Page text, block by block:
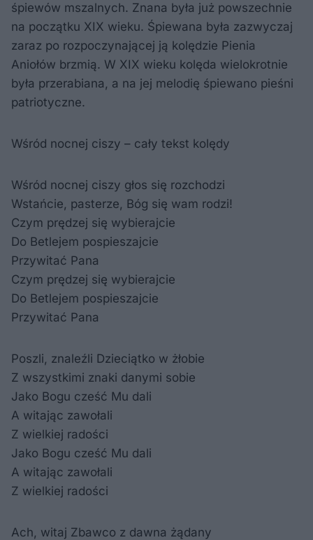
śpiewów mszalnych. Znana była już powszechnie
na początku XIX wieku. Śpiewana była zazwyczaj
zaraz po rozpoczynającej ją kolędzie Pienia
Aniołów brzmią. W XIX wieku kolęda wielokrotnie
była przerabiana, a na jej melodię śpiewano pieśni
patriotyczne.
Wśród nocnej ciszy – cały tekst kolędy
Wśród nocnej ciszy głos się rozchodzi
Wstańcie, pasterze, Bóg się wam rodzi!
Czym prędzej się wybierajcie
Do Betlejem pospieszajcie
Przywitać Pana
Czym prędzej się wybierajcie
Do Betlejem pospieszajcie
Przywitać Pana
Poszli, znaleźli Dzieciątko w żłobie
Z wszystkimi znaki danymi sobie
Jako Bogu cześć Mu dali
A witając zawołali
Z wielkiej radości
Jako Bogu cześć Mu dali
A witając zawołali
Z wielkiej radości
Ach, witaj Zbawco z dawna żądany